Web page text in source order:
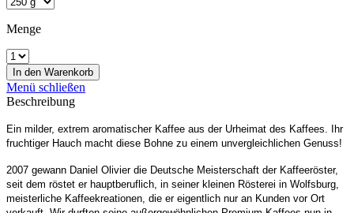
Menge
In den Warenkorb
Menü schließen
Beschreibung
Ein milder, extrem aromatischer Kaffee aus der Urheimat des Kaffees. Ihr
fruchtiger Hauch macht diese Bohne zu einem unvergleichlichen Genuss!
2007 gewann Daniel Olivier die Deutsche Meisterschaft der Kaffeeröster,
seit dem röstet er hauptberuflich, in seiner kleinen Rösterei in Wolfsburg,
meisterliche Kaffeekreationen, die er eigentlich nur an Kunden vor Ort